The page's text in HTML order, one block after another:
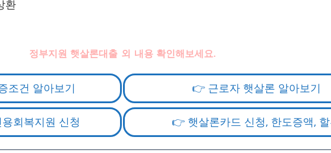
환
정부지원 햇살론대출 외 내용 확인해보세요.
조건 알아보기 👉 근로자 햇살론 알아보기
회복지원 신청 👉 햇살론카드 신청, 한도증액,